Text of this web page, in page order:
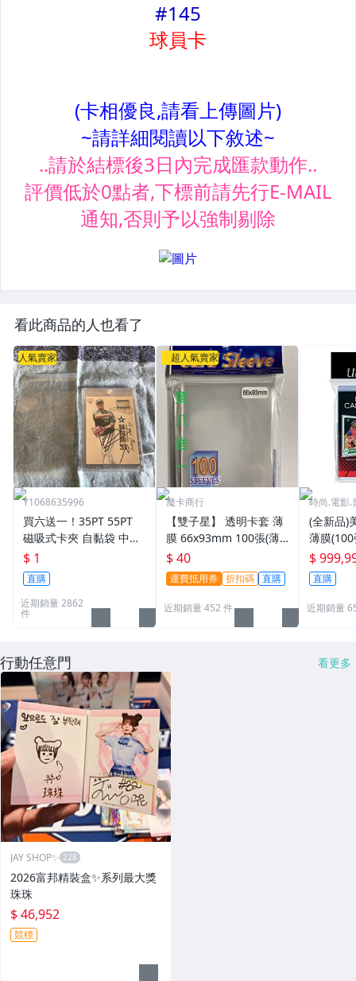
看此商品的人也看了
人氣賣家
Y1068635996
買六送一！35PT 55PT
磁吸式卡夾 自黏袋 中華
職棒球員卡 遊戲王 寶可
夢PTCG 漫威 ultra pro
可用
$ 1
直購
近期銷量 2862
件
超人氣賣家
魔卡商行
【雙子星】 透明卡套 薄
膜 66x93mm 100張(薄)
適用 BBM MLB Topps C
PBL 球員卡
$ 40
運費抵用券 折扣碼 直購
近期銷量 452 件
時尚.電影.
(全新品)
薄膜
次到貨
$
直購
近期銷量
行動任意門 看更多
JAY SHOP✨
2026富邦精裝盒✨系列最大獎
珠珠
$ 46,952
競標